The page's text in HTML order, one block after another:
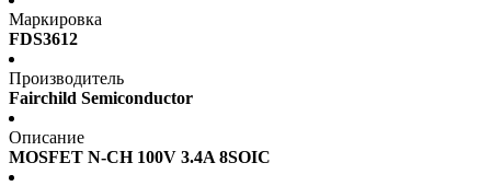
Маркировка
FDS3612
Производитель
Fairchild Semiconductor
Описание
MOSFET N-CH 100V 3.4A 8SOIC